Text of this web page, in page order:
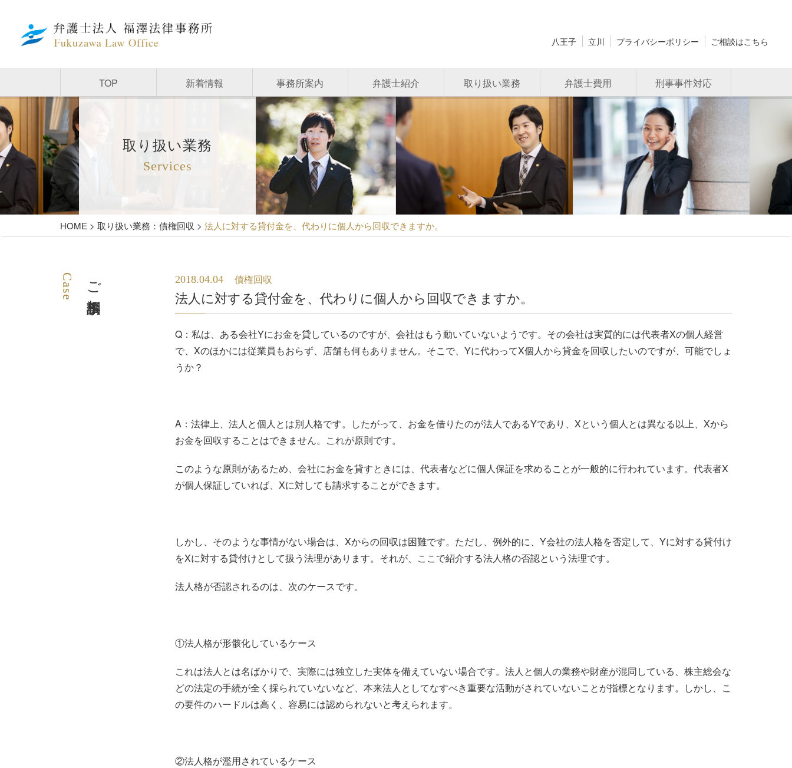
八王子 立川 プライバシーポリシー ご相談はこちら
TOP 新着情報 事務所案内 弁護士紹介 取り扱い業務 弁護士費用 刑事事件対応
取り扱い業務
Services
HOME > 取り扱い業務：債権回収 > 法人に対する貸付金を、代わりに個人から回収できますか。
ご相談事例
Case 2018.04.04 債権回収
法人に対する貸付金を、代わりに個人から回収できますか。
Q：私は、ある会社Yにお金を貸しているのですが、会社はもう動いていないようです。その会社は実質的には代表者Xの個人経営
で、Xのほかには従業員もおらず、店舗も何もありません。そこで、Yに代わってX個人から貸金を回収したいのですが、可能でしょ
うか？
A：法律上、法人と個人とは別人格です。したがって、お金を借りたのが法人であるYであり、Xという個人とは異なる以上、Xから
お金を回収することはできません。これが原則です。
このような原則があるため、会社にお金を貸すときには、代表者などに個人保証を求めることが一般的に行われています。代表者X
が個人保証していれば、Xに対しても請求することができます。
しかし、そのような事情がない場合は、Xからの回収は困難です。ただし、例外的に、Y会社の法人格を否定して、Yに対する貸付け
をXに対する貸付けとして扱う法理があります。それが、ここで紹介する法人格の否認という法理です。
法人格が否認されるのは、次のケースです。
①法人格が形骸化しているケース
これは法人とは名ばかりで、実際には独立した実体を備えていない場合です。法人と個人の業務や財産が混同している、株主総会な
どの法定の手続が全く採られていないなど、本来法人としてなすべき重要な活動がされていないことが指標となります。しかし、こ
の要件のハードルは高く、容易には認められないと考えられます。
②法人格が濫用されているケース